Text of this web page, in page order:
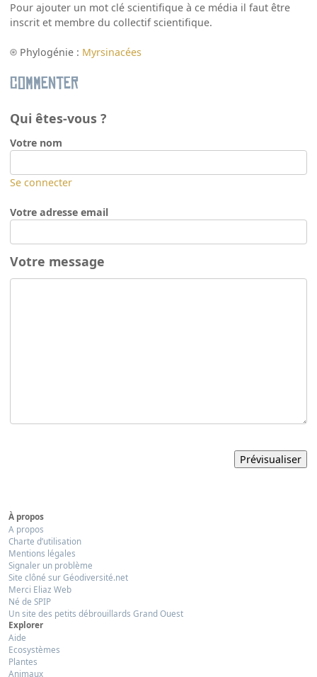
Pour ajouter un mot clé scientifique à ce média il faut être
inscrit et membre du collectif scientifique.
Phylogénie : Myrsinacées
Commenter
Qui êtes-vous ?
Votre nom
Se connecter
Votre adresse email
Votre message
À propos
A propos
Charte d’utilisation
Mentions légales
Signaler un problème
Site clôné sur Géodiversité.net
Merci Eliaz Web
Né de SPIP
Un site des petits débrouillards Grand Ouest
Explorer
Aide
Ecosystèmes
Plantes
Animaux